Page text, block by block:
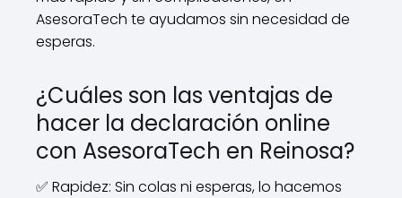
AsesoraTech te ayudamos sin necesidad de
esperas.
¿Cuáles son las ventajas de
hacer la declaración online
con AsesoraTech en Reinosa?
✅ Rapidez: Sin colas ni esperas, lo hacemos